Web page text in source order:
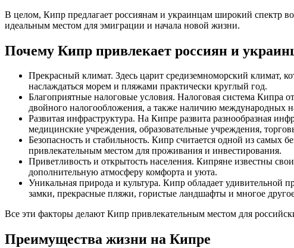
В целом, Кипр предлагает россиянам и украинцам широкий спектр
идеальным местом для эмиграции и начала новой жизни.
Почему Кипр привлекает россиян и
Прекрасный климат. Здесь царит средиземноморский климат,
наслаждаться морем и пляжами практически круглый год.
Благоприятные налоговые условия. Налоговая система Кипра
двойного налогообложения, а также наличию международных
Развитая инфраструктура. На Кипре развита разнообразная
медицинские учреждения, образовательные учреждения,
Безопасность и стабильность. Кипр считается одной из самых
привлекательным местом для проживания и инвестирования.
Приветливость и открытость населения. Кипряне известны
дополнительную атмосферу комфорта и уюта.
Уникальная природа и культура. Кипр обладает удивительной
замки, прекрасные пляжи, гористые ландшафты и многое
Все эти факторы делают Кипр привлекательным местом для
Преимущества жизни на Кипре